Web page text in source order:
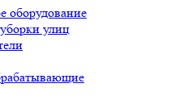
оборудование
улиц